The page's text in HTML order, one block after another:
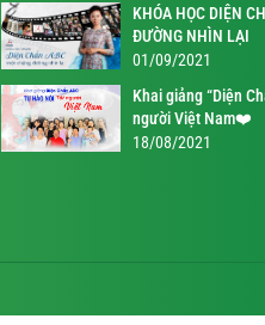
KHÓA HỌC DIỆN
ĐƯỜNG NHÌN LẠI
01/09/2021
Khai giảng “Diện
người Việt Nam❤️
18/08/2021